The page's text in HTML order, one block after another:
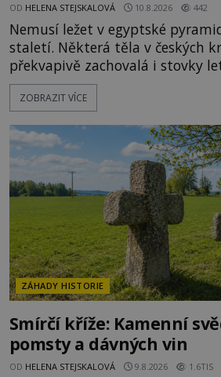
OD HELENA STEJSKALOVÁ 10.8.2026 442
Nemusí ležet v egyptské
staletí. Některá těla v českých
překvapivě zachovalá i stovky let po
přitom o žádné tajemné
magii. O jejich osud se stará
Jenže jakmile se v temné kryptě
lidské tělo, začne pracovat
ZOBRAZIT VÍCE
ZÁHADY HISTORIE
Smírčí kříže: Kamenní
pomsty a dávných vin
OD HELENA STEJSKALOVÁ 9.8.2026 1.6TIS